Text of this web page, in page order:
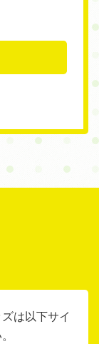
は以下サイ